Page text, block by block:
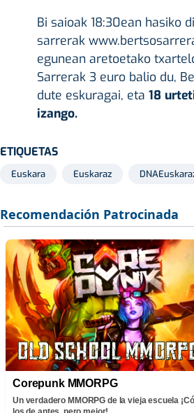
Bi saioak 18:30ean hasiko
sarrerak
egunean aretoetako
Sarrerak 3 euro balio du,
dute eskuragai, eta 18
izango.
ETIQUETAS
Euskara Euskaraz
Corepunk MMORPG
Un verdadero MMORPG de la vieja escuela